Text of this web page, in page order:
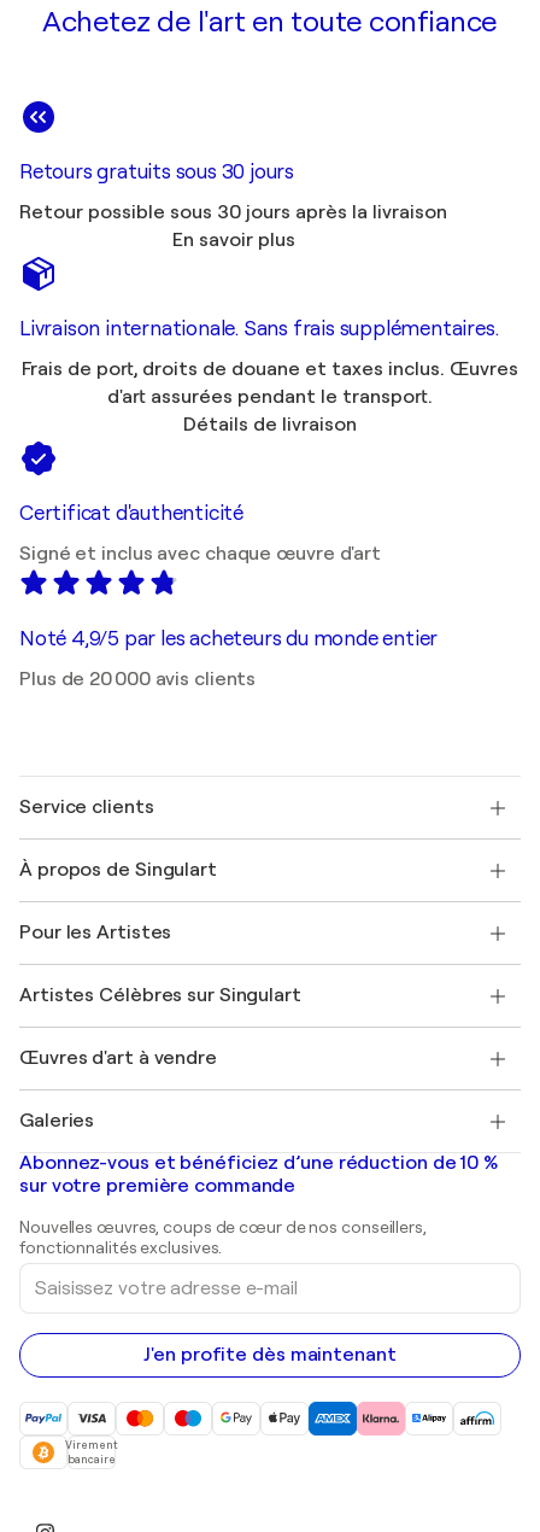
Achetez de l'art en toute confiance
Retours gratuits sous 30 jours
Retour possible sous 30 jours après la livraison
En savoir plus
Livraison internationale. Sans frais supplémentaires.
Frais de port, droits de douane et taxes inclus. Œuvres
d'art assurées pendant le transport.
Détails de livraison
Certificat d'authenticité
Signé et inclus avec chaque œuvre d'art
Noté 4,9/5 par les acheteurs du monde entier
Plus de 20 000 avis clients
Service clients
Expédition
Offrir une carte cadeau
Rejoignez notre programme commercial
Mon compte
+33 1 76 44 06 42
À propos de Singulart
FAQ
Magazine Singulart
Emplois
Découvrez une sélection d'art original
Pour les Artistes
Se connecter en tant qu'Artiste
Artistes Célèbres sur Singulart
Marc Chagall
Banksy
Mr. Brainwash
Shepard Fairey
Œuvres d'art à vendre
Tableaux abstraits à vendre
Peintures de paysage
Estampes
Peintures acryliques
Galeries
Galeries d'art en France
Galeries d'art en Belgique
Abonnez-vous et bénéficiez d’une réduction de 10 %
sur votre première commande
Nouvelles œuvres, coups de cœur de nos conseillers,
fonctionnalités exclusives.
Saisissez
votre
adresse
e-
mail
J'en profite dès maintenant
Virement
bancaire